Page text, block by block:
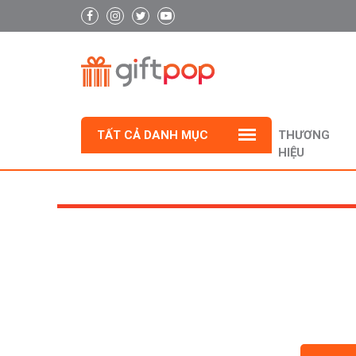
TẤT CẢ DANH MỤC
THƯƠNG
HIỆU